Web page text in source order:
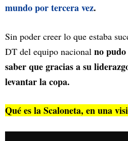
mundo por tercera vez.
Sin poder creer lo que estaba
DT del equipo nacional no
saber que gracias a su
levantar la copa.
Qué es la Scaloneta, en una